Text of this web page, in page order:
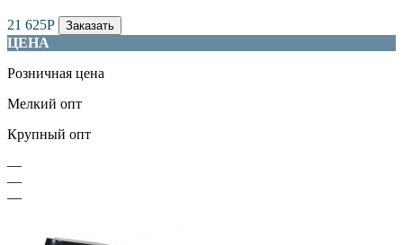
21 625Р Заказать
ЦЕНА
Розничная цена
Мелкий опт
Крупный опт
—
—
—